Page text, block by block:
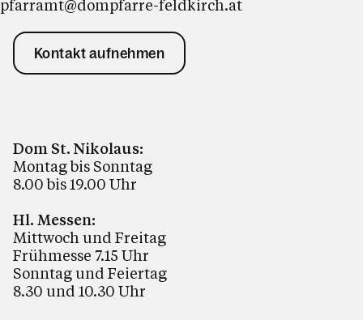
pfarramt@dompfarre-feldkirch.at
Kontakt aufnehmen
Dom St. Nikolaus:
Montag bis Sonntag
8.00 bis 19.00 Uhr
Hl. Messen:
Mittwoch und Freitag
Frühmesse 7.15 Uhr
Sonntag und Feiertag
8.30 und 10.30 Uhr